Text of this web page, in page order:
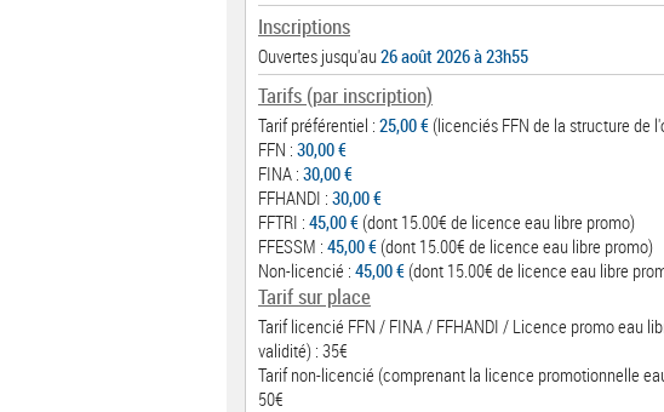
Inscriptions
Ouvertes jusqu'au26 août 2026 à 23h55
Tarifs (par inscription)
Tarif préférentiel : 25,00 € (licenciés FFN de la structure de
FFN : 30,00 €
FINA : 30,00 €
FFHANDI : 30,00 €
FFTRI : 45,00 € (dont 15.00€ de licence eau libre promo)
FFESSM : 45,00 € (dont 15.00€ de licence eau libre promo)
Non-licencié : 45,00 € (dont 15.00€ de licence eau libre
Tarif sur place
Tarif licencié FFN / FINA / FFHANDI / Licence promo eau
validité) : 35€
Tarif non-licencié (comprenant la licence promotionnelle
50€